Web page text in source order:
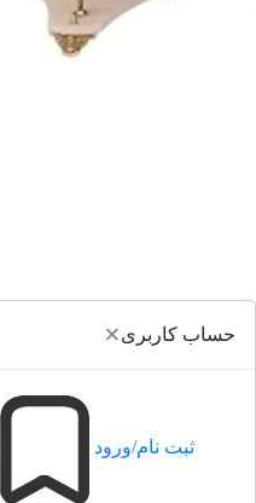
×حساب کاربری
ثبت نام/ورود